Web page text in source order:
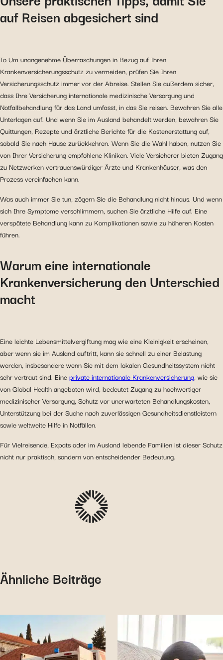
auf Reisen abgesichert sind
To Um unangenehme Überraschungen in Bezug auf Ihren
Krankenversicherungsschutz zu vermeiden, prüfen Sie Ihren
Versicherungsschutz immer vor der Abreise. Stellen Sie außerdem sicher,
dass Ihre Versicherung internationale medizinische Versorgung und
Notfallbehandlung für das Land umfasst, in das Sie reisen. Bewahren Sie alle
Unterlagen auf. Und wenn Sie im Ausland behandelt werden, bewahren Sie
Quittungen, Rezepte und ärztliche Berichte für die Kostenerstattung auf,
sobald Sie nach Hause zurückkehren. Wenn Sie die Wahl haben, nutzen Sie
von Ihrer Versicherung empfohlene Kliniken. Viele Versicherer bieten Zugang
zu Netzwerken vertrauenswürdiger Ärzte und Krankenhäuser, was den
Prozess vereinfachen kann.
Was auch immer Sie tun, zögern Sie die Behandlung nicht hinaus. Und wenn
sich Ihre Symptome verschlimmern, suchen Sie ärztliche Hilfe auf. Eine
verspätete Behandlung kann zu Komplikationen sowie zu höheren Kosten
führen.
Warum eine internationale
Krankenversicherung den Unterschied
macht
Eine leichte Lebensmittelvergiftung mag wie eine Kleinigkeit erscheinen,
aber wenn sie im Ausland auftritt, kann sie schnell zu einer Belastung
werden, insbesondere wenn Sie mit dem lokalen Gesundheitssystem nicht
sehr vertraut sind. Eineprivate internationale Krankenversicherung, wie sie
von Global Health angeboten wird, bedeutet Zugang zu hochwertiger
medizinischer Versorgung, Schutz vor unerwarteten Behandlungskosten,
Unterstützung bei der Suche nach zuverlässigen Gesundheitsdienstleistern
sowie weltweite Hilfe in Notfällen.
Für Vielreisende, Expats oder im Ausland lebende Familien ist dieser Schutz
nicht nur praktisch, sondern von entscheidender Bedeutung.
Ähnliche Beiträge